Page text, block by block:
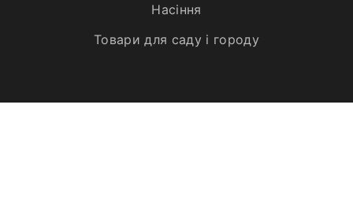
Насіння
Товари для саду і городу